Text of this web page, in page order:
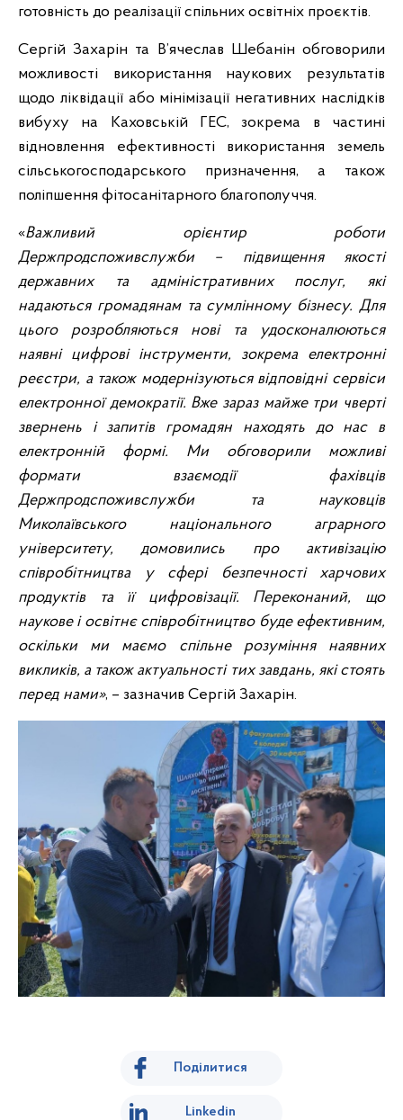
готовність до реалізації спільних освітніх проєктів.
Сергій Захарін та В’ячеслав Шебанін обговорили
можливості використання наукових результатів
щодо ліквідації або мінімізації негативних наслідків
вибуху на Каховській ГЕС, зокрема в частині
відновлення ефективності використання земель
сільськогосподарського призначення, а також
поліпшення фітосанітарного благополуччя.
«Важливий орієнтир роботи
Держпродспоживслужби – підвищення якості
державних та адміністративних послуг, які
надаються громадянам та сумлінному бізнесу. Для
цього розробляються нові та удосконалюються
наявні цифрові інструменти, зокрема електронні
реєстри, а також модернізуються відповідні сервіси
електронної демократії. Вже зараз майже три чверті
звернень і запитів громадян находять до нас в
електронній формі. Ми обговорили можливі
формати взаємодії фахівців
Держпродспоживслужби та науковців
Миколаївського національного аграрного
університету, домовились про активізацію
співробітництва у сфері безпечності харчових
продуктів та її цифровізації. Переконаний, що
наукове і освітнє співробітництво буде ефективним,
оскільки ми маємо спільне розуміння наявних
викликів, а також актуальності тих завдань, які стоять
перед нами», – зазначив Сергій Захарін.
Поділитися
Linkedin